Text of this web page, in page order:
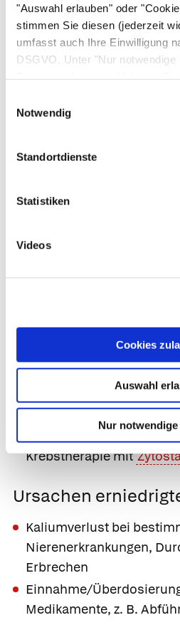
"Auswahl erlauben" oder
stimmen Sie diesen (jederzeit
umfasst auch Ihre Einwilligung
DSGVO. Unter "Nur
Notwendig
Standortdienste
Statistiken
Videos
Cookies
Auswahl
Nur
und Erbrechen
Diagnose und
des Säure-Basen-
Kontrolluntersuchung in
Nierenversagen
Einnahme/
Nebennierenrinden-
Hämolyse (Zerfall von
Krebstherapie mit
Ursachen
Kaliumverlust bei
Nierenerkrankungen,
Erbrechen
Einnahme/
Medikamente, z. B.